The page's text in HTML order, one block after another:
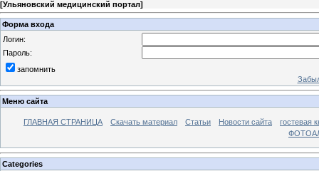
[Ульяновский медицинский портал]
Форма входа
Логин:
Пароль:
запомнить
Меню сайта
ГЛАВНАЯ СТРАНИЦА Скачать материал Статьи Новости сайта
гостевая
Categories